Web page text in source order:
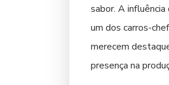
sabor. A
um dos carros-
merecem
presença na